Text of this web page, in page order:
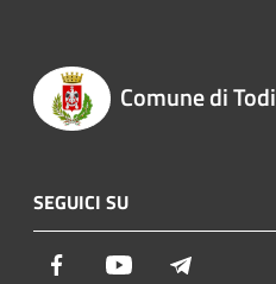
Comune di Todi
SEGUICI SU
Facebook Youtube